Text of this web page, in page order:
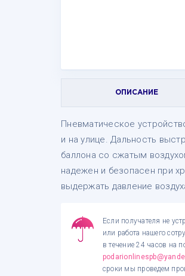
ОПИСАНИЕ
Пневматическое
и на улице. Дальность
баллона со сжатым
надежен и безопасен при
выдержать давление
Если получателя не
или работа нашего
в течение 24 часов на
сроки мы проведем